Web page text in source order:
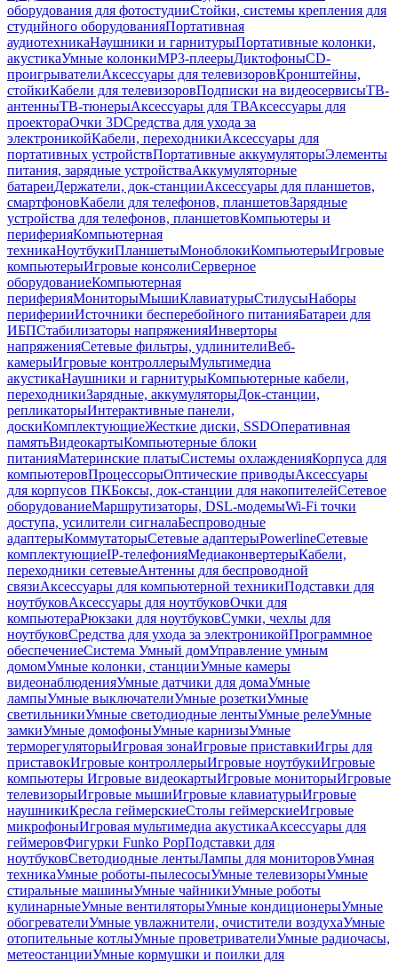
оборудования для фотостудииСтойки, системы крепления для
студийного оборудованияПортативная
аудиотехникаНаушники и гарнитурыПортативные колонки,
акустикаУмные колонкиMP3-плеерыДиктофоныCD-
проигрывателиАксессуары для телевизоровКронштейны,
стойкиКабели для телевизоровПодписки на видеосервисыТВ-
антенныТВ-тюнерыАксессуары для ТВАксессуары для
проектораОчки 3DСредства для ухода за
электроникойКабели, переходникиАксессуары для
портативных устройствПортативные аккумуляторыЭлементы
питания, зарядные устройстваАккумуляторные
батареиДержатели, док-станцииАксессуары для планшетов,
смартфоновКабели для телефонов, планшетовЗарядные
устройства для телефонов, планшетовКомпьютеры и
периферияКомпьютерная
техникаНоутбукиПланшетыМоноблокиКомпьютерыИгровые
компьютерыИгровые консолиСерверное
оборудованиеКомпьютерная
периферияМониторыМышиКлавиатурыСтилусыНаборы
периферииИсточники бесперебойного питанияБатареи для
ИБПСтабилизаторы напряженияИнверторы
напряженияСетевые фильтры, удлинителиВеб-
камерыИгровые контроллерыМультимедиа
акустикаНаушники и гарнитурыКомпьютерные кабели,
переходникиЗарядные, аккумуляторыДок-станции,
репликаторыИнтерактивные панели,
доскиКомплектующиеЖесткие диски, SSDОперативная
памятьВидеокартыКомпьютерные блоки
питанияМатеринские платыСистемы охлажденияКорпуса для
компьютеровПроцессорыОптические приводыАксессуары
для корпусов ПКБоксы, док-станции для накопителейСетевое
оборудованиеМаршрутизаторы, DSL-модемыWi-Fi точки
доступа, усилители сигналаБеспроводные
адаптерыКоммутаторыСетевые адаптерыPowerlineСетевые
комплектующиеIP-телефонияМедиаконвертерыКабели,
переходники сетевыеАнтенны для беспроводной
связиАксессуары для компьютерной техникиПодставки для
ноутбуковАксессуары для ноутбуковОчки для
компьютераРюкзаки для ноутбуковСумки, чехлы для
ноутбуковСредства для ухода за электроникойПрограммное
обеспечениеСистема Умный домУправление умным
домомУмные колонки, станцииУмные камеры
видеонаблюденияУмные датчики для домаУмные
лампыУмные выключателиУмные розеткиУмные
светильникиУмные светодиодные лентыУмные релеУмные
замкиУмные домофоныУмные карнизыУмные
терморегуляторыИгровая зонаИгровые приставкиИгры для
приставокИгровые контроллерыИгровые ноутбукиИгровые
компьютеры Игровые видеокартыИгровые мониторыИгровые
телевизорыИгровые мышиИгровые клавиатурыИгровые
наушникиКресла геймерскиеСтолы геймерскиеИгровые
микрофоныИгровая мультимедиа акустикаАксессуары для
геймеровФигурки Funko PopПодставки для
ноутбуковСветодиодные лентыЛампы для мониторовУмная
техникаУмные роботы-пылесосыУмные телевизорыУмные
стиральные машиныУмные чайникиУмные роботы
кулинарныеУмные вентиляторыУмные кондиционерыУмные
обогревателиУмные увлажнители, очистители воздухаУмные
отопительные котлыУмные проветривателиУмные радиочасы,
метеостанцииУмные кормушки и поилки для